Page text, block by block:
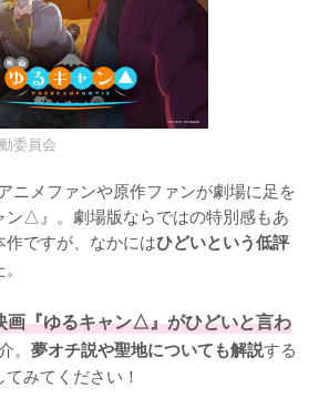
委員会
ニメファンや原作ファンが劇場に足を
ン△』。劇場版ならではの特別感もあ
作ですが、なかにはひどいという低評
画『ゆるキャン△』がひどいと言わ
。 夢オチ説や聖地についても解説する
みてください！